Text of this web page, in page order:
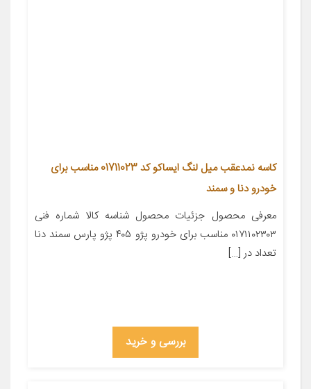
كاسه نمدعقب ميل لنگ ایساکو کد 01711023 مناسب برای
خودرو دنا و سمند
معرفی محصول جزئیات محصول شناسه کالا شماره فنی
۰۱۷۱۱۰۲۳۰۳ مناسب برای خودرو پژو ۴۰۵ پژو پارس سمند دنا
تعداد در […]
بررسی و خرید